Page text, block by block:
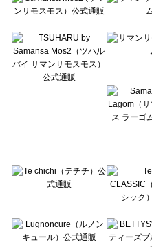
Te chichi CLASSIC（テチチ クラシック）
Lugnoncure（ルノンキュール）の一覧
BETTY'S BLUE（べティーズブルー）の一
Wpc.（ワールドパーティー）の一覧